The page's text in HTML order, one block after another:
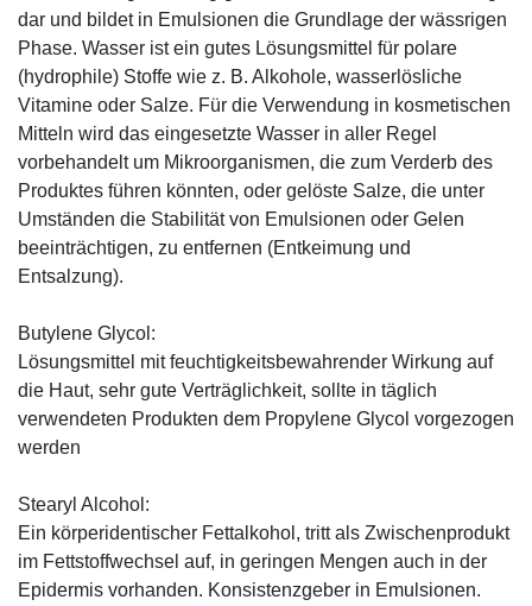
dar und bildet in Emulsionen die Grundlage der wässrigen
Phase. Wasser ist ein gutes Lösungsmittel für polare
(hydrophile) Stoffe wie z. B. Alkohole, wasserlösliche
Vitamine oder Salze. Für die Verwendung in kosmetischen
Mitteln wird das eingesetzte Wasser in aller Regel
vorbehandelt um Mikroorganismen, die zum Verderb des
Produktes führen könnten, oder gelöste Salze, die unter
Umständen die Stabilität von Emulsionen oder Gelen
beeinträchtigen, zu entfernen (Entkeimung und
Entsalzung).
Butylene Glycol:
Lösungsmittel mit feuchtigkeitsbewahrender Wirkung auf
die Haut, sehr gute Verträglichkeit, sollte in täglich
verwendeten Produkten dem Propylene Glycol vorgezogen
werden
Stearyl Alcohol:
Ein körperidentischer Fettalkohol, tritt als Zwischenprodukt
im Fettstoffwechsel auf, in geringen Mengen auch in der
Epidermis vorhanden. Konsistenzgeber in Emulsionen.